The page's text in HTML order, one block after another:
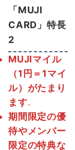
「MUJI
CARD」特長
2
MUJIマイル
（1円＝1マイ
ル）がたまり
ます.
期間限定の優
待やメンバー
限定の特典な